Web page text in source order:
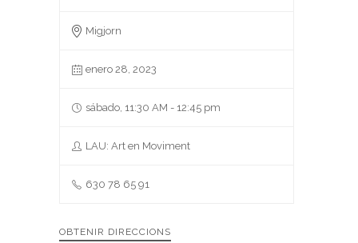
Migjorn
enero 28, 2023
sábado, 11:30 AM - 12:45 pm
LAU: Art en Moviment
630 78 65 91
OBTENIR DIRECCIONS